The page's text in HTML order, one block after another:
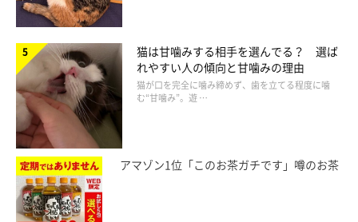
と、猫は満足できずにイライラしてくることも。
猫は甘噛みする相手を選んでる？ 選ば
れやすい人の傾向と甘噛みの理由
猫が口を完全に噛み締めず、歯を立てる程度に噛
む“甘噛み”。遊 …
アマゾン1位「このお茶ガチです」噂のお茶